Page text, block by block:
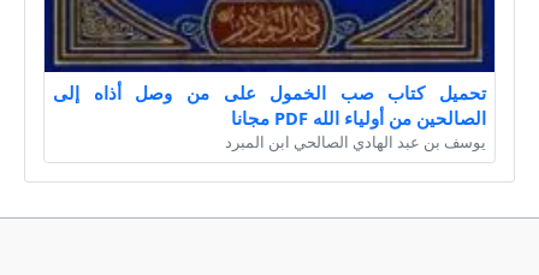
تحميل كتاب صب الخمول على من وصل أذاه إلى
الصالحين من أولياء الله PDF مجانا
يوسف بن عبد الهادي الصالحي ابن المبرد